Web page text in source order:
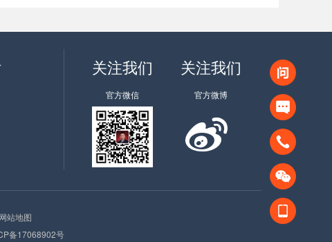
关注我们
官方微信
关注我们
官方微博
网站地图
备17068902号